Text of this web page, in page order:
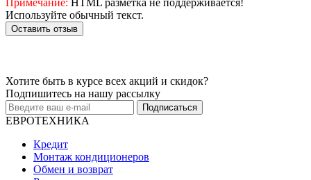
Примечание: HTML разметка не поддерживается!
Используйте обычный текст.
Оставить отзыв
Хотите быть в курсе всех акций и скидок?
Подпишитесь на нашу рассылку
Подписаться
ЕВРОТЕХНИКА
Кредит
Монтаж кондиционеров
Обмен и возврат